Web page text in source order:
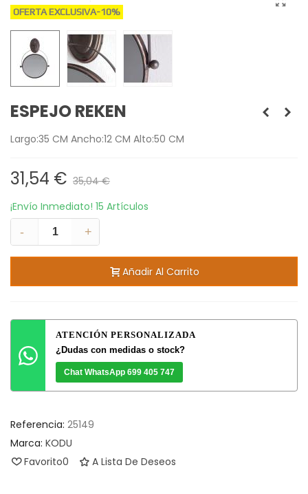
OFERTA EXCLUSIVA-10%
ESPEJO REKEN
Largo:35 CM Ancho:12 CM Alto:50 CM
31,54 € 35,04 €
¡Envío Inmediato! 15 Artículos
-
+
Añadir Al Carrito
ATENCIÓN PERSONALIZADA
¿Dudas con medidas o stock?
Chat WhatsApp 699 405 747
Referencia: 25149
Marca: KODU
Favorito0 A Lista De Deseos